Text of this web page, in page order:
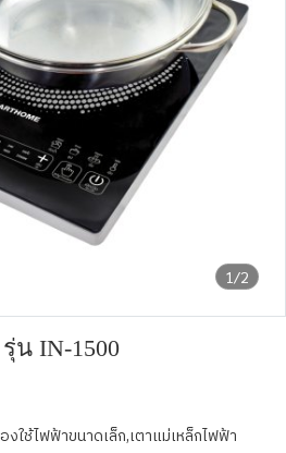
1/2
น IN-1500
งใช้ไฟฟ้าขนาดเล็ก,เตาแม่เหล็กไฟฟ้า